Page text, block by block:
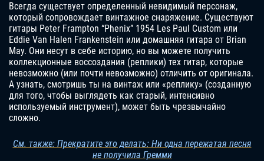
Всегда существует определенный невидимый персонаж,
который сопровождает винтажное снаряжение. Существуют
гитары Peter Frampton “Phenix” 1954 Les Paul Custom или
Eddie Van Halen Frankenstein или домашняя гитара от Brian
May. Они несут в себе историю, но вы можете получить
коллекционные воссоздания (реплики) тех гитар, которые
невозможно (или почти невозможно) отличить от оригинала.
А узнать, смотришь ты на винтаж или «реплику» (созданную
для того, чтобы выглядеть как старый, интенсивно
используемый инструмент), может быть чрезвычайно
сложно.
См. также: Прекратите это делать: Ни одна пережатая песня
не получила Гремми